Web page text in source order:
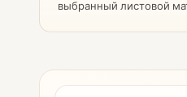
выбранный листовой